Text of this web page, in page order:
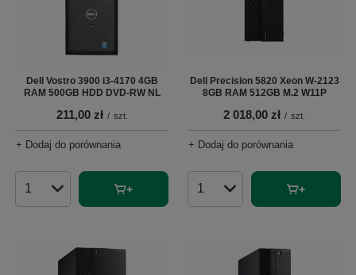
Dell Vostro 3900 i3-4170 4GB
RAM 500GB HDD DVD-RW NL
211,00 zł / szt.
+ Dodaj do porównania
Ilość produktów
Dell Precision 5820 Xeon W-2123
8GB RAM 512GB M.2 W11P
2 018,00 zł / szt.
+ Dodaj do porównania
Ilość produktów